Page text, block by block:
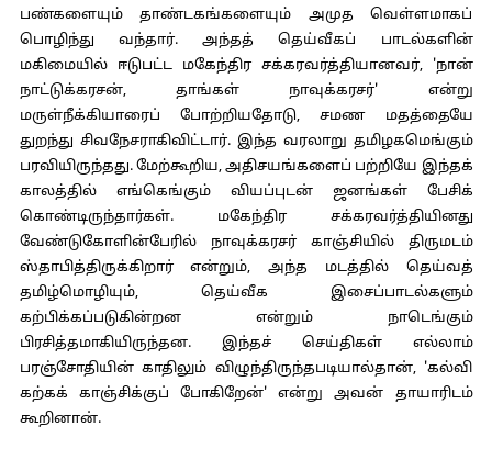
பண்களையும் தாண்டகங்களையும் அமுத வெள்ளமாகப்
பொழிந்து வந்தார். அந்தத் தெய்வீகப் பாடல்களின்
மகிமையில் ஈடுபட்ட மகேந்திர சக்கரவர்த்தியானவர், 'நான்
நாட்டுக்கரசன், தாங்கள் நாவுக்கரசர்' என்று
மருள்நீக்கியாரைப் போற்றியதோடு, சமண மதத்தையே
துறந்து சிவநேசராகிவிட்டார். இந்த வரலாறு தமிழகமெங்கும்
பரவியிருந்தது. மேற்கூறிய, அதிசயங்களைப் பற்றியே இந்தக்
காலத்தில் எங்கெங்கும் வியப்புடன் ஜனங்கள் பேசிக்
கொண்டிருந்தார்கள். மகேந்திர சக்கரவர்த்தியினது
வேண்டுகோளின்பேரில் நாவுக்கரசர் காஞ்சியில் திருமடம்
ஸ்தாபித்திருக்கிறார் என்றும், அந்த மடத்தில் தெய்வத்
தமிழ்மொழியும், தெய்வீக இசைப்பாடல்களும்
கற்பிக்கப்படுகின்றன என்றும் நாடெங்கும்
பிரசித்தமாகியிருந்தன. இந்தச் செய்திகள் எல்லாம்
பரஞ்சோதியின் காதிலும் விழுந்திருந்தபடியால்தான், 'கல்வி
கற்கக் காஞ்சிக்குப் போகிறேன்' என்று அவன் தாயாரிடம்
கூறினான்.